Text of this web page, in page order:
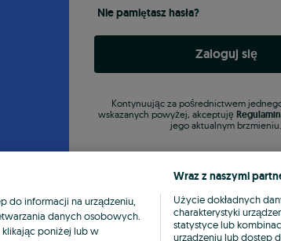
Nie pamiętasz hasła?
Zaloguj się
Kontynuując za pośrednictwem
wskazanych powyżej, akceptuję
jego aktualnym brzmieniu.
do informacji na urządzeniu,
danych osobowych.
poniżej lub w
Wraz z naszymi
Użycie dokładnych
charakterystyki
statystyce lub
urządzeniu lub dostęp